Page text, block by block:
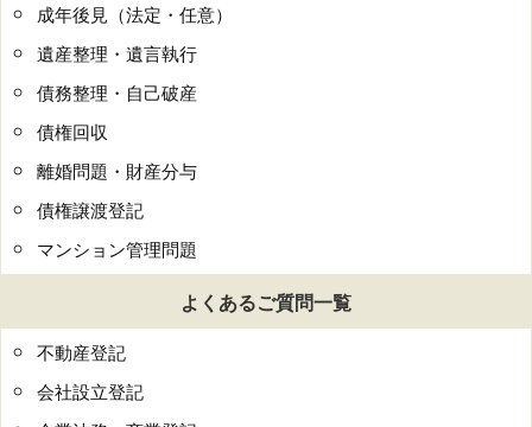
成年後見（法定・任意）
遺産整理・遺言執行
債務整理・自己破産
債権回収
離婚問題・財産分与
債権譲渡登記
マンション管理問題
よくあるご質問一覧
不動産登記
会社設立登記